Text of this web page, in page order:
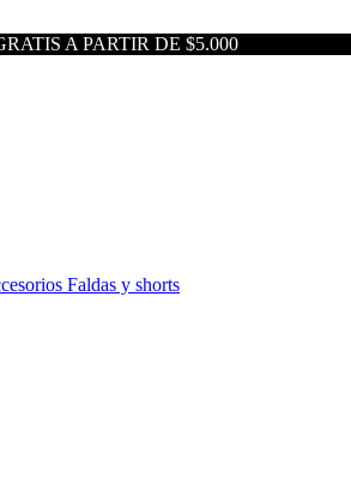
A PARTIR DE $5.000
Faldas y shorts